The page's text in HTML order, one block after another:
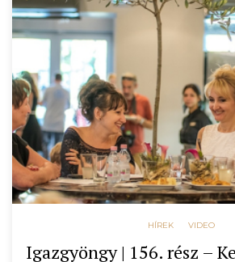
HÍREK VIDEO
Igazgyöngy | 156. rész –